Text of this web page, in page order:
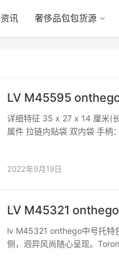
资讯 奢侈品包包货源
LV M45595
详细特征 35 x 27 x 14 厘米(
属件 拉链内贴袋 双内袋 手柄
2022年9月19日
LV M45321
lv M45321 onthego中号托特
侧，迥异风尚随心呈现。